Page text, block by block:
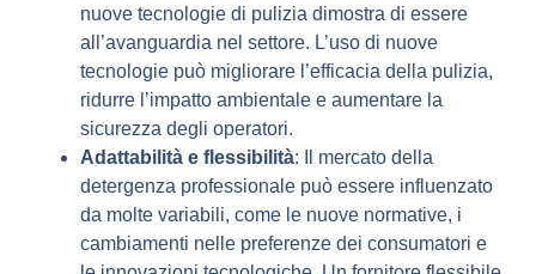
nuove tecnologie di pulizia dimostra di essere
all’avanguardia nel settore. L’uso di nuove
tecnologie può migliorare l’efficacia della pulizia,
ridurre l’impatto ambientale e aumentare la
sicurezza degli operatori.
Adattabilità e flessibilità: Il mercato della
detergenza professionale può essere influenzato
da molte variabili, come le nuove normative, i
cambiamenti nelle preferenze dei consumatori e